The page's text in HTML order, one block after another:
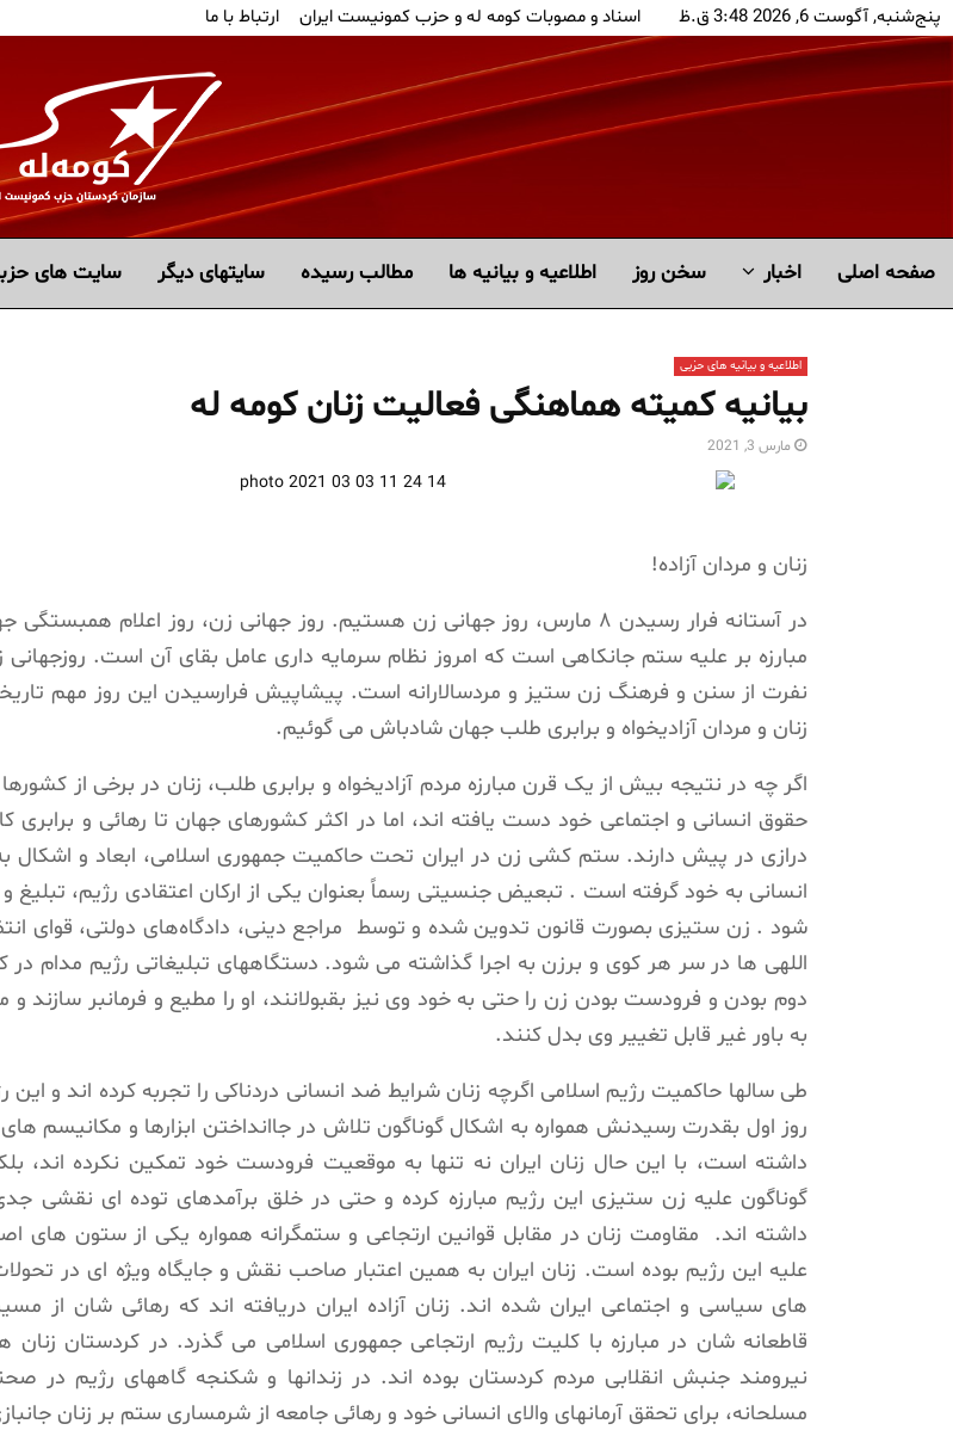
پنج‌شنبه, آگوست 6, 2026 3:48 ق.ظ اسناد و مصوبات کومه له و حزب کمونیست ایران ارتباط با ما
صفحه اصلی اخبار سخن روز اطلاعیه و بیانیه ها مطالب رسیده سايتهاى ديگر سایت های
اطلاعیه و بیانیه های حزبی
بیانیه کمیته هماهنگی فعالیت زنان کومه له
مارس 3, 2021
زنان و مردان آزاده!
در آستانه فرار رسیدن ۸ مارس، روز جهانی زن هستیم. روز جهانى زن، روز اعلام
مبارزه بر علیه ستم جانکاهی است که امروز نظام سرمایه داری عامل بقای آن است. روزجهانی
نفرت از سنن و فرهنگ زن ستیز و مردسالارانه است. پیشاپیش فرارسیدن این روز مهم
زنان و مردان آزادیخواه و برابری طلب جهان شادباش می گوئیم.
اگر چه در نتیجه بیش از یک قرن مبارزه مردم آزادیخواه و برابری طلب، زنان در برخی از
حقوق انسانی و اجتماعی خود دست یافته اند، اما در اکثر کشورهای جهان تا رهائی و برابری
درازی در پیش دارند. ستم کشی زن در ایران تحت حاکمیت جمهوری اسلامی، ابعاد و
انسانی به خود گرفته است . تبعیض جنسیتی رسماً بعنوان یکى از ارکان اعتقادى رژیم،
شود . زن ستیزی بصورت قانون تدوین شده و توسط مراجع دینی، دادگاەهای دولتی، قواى
اللهی ها در سر هر کوی و برزن به اجرا گذاشته می شود. دستگاههای تبلیغاتی رژیم مدام در
دوم بودن و فرودست بودن زن را حتی به خود وی نیز بقبولانند، او را مطیع و فرمانبر سازند و
به باور غیر قابل تغییر وى بدل کنند.
طی سالها حاکمیت رژیم اسلامی اگرچه زنان شرایط ضد انسانی دردناکی را تجربه کرده اند و این
روز اول بقدرت رسیدنش همواره به اشکال گوناگون تلاش در جاانداختن ابزارها و مکانیسم
داشته است، با این حال زنان ایران نه تنها به موقعیت فرودست خود تمکین نکرده اند،
گوناگون علیه زن ستیزی این رژیم مبارزه کرده و حتی در خلق برآمدهای توده ای نقشی
داشته اند. مقاومت زنان در مقابل قوانین ارتجاعی و ستمگرانه همواره یکی از ستون های
علیه این رژیم بوده است. زنان ایران به همین اعتبار صاحب نقش و جایگاه ویژه ای در
های سیاسی و اجتماعی ایران شده اند. زنان آزاده ایران دریافته اند که رهائی شان از
قاطعانه شان در مبارزه با كلیت رژیم ارتجاعی جمهوری اسلامی می گذرد. در کردستان زنان
نیرومند جنبش انقلابی مردم کردستان بوده اند. در زندانها و شکنجه گاههای رژیم در
مسلحانه، برای تحقق آرمانهای والای انسانی خود و رهائی جامعه از شرمساری ستم بر زنان